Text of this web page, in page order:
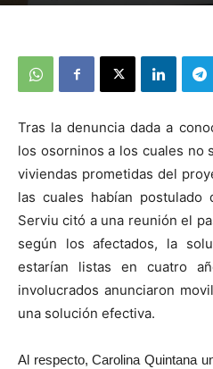
Tras la denuncia dada a
los osorninos a los cuales no
viviendas prometidasdel
las cuales habían postulado
Serviu citó a una reunión el
según los afectados, la
estarían listas en cuatro
involucrados anunciaron
una solución efectiva.
Al respecto, Carolina Quintana